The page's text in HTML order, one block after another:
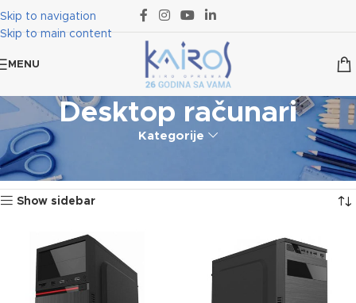
Skip to navigation
Skip to main content
MENU
Desktop računari
Kategorije
Početna Računari i oprema
Prikazano je svih 2 rezultata
Show sidebar